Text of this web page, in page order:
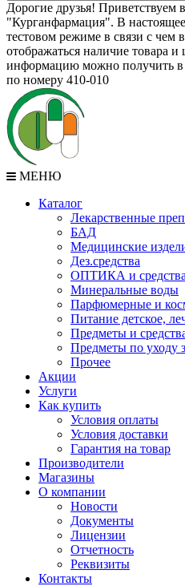
Дорогие друзья!
"Курганфармация". В настоящее
тестовом режиме в связи с чем
отображаться наличие товара
информацию можно получить в
по номеру 410-010
МЕНЮ
Каталог
Лекарственные
БАД
Медицинские
Дез.средства
ОПТИКА и средства
Минеральные воды
Парфюмерные и
Питание детское,
Предметы и
Предметы по уходу
Прочее
Акции
Услуги
Как купить
Условия оплаты
Условия доставки
Гарантия на товар
Производители
Магазины
О компании
Новости
Документы
Лицензии
Отчетность
Реквизиты
Контакты